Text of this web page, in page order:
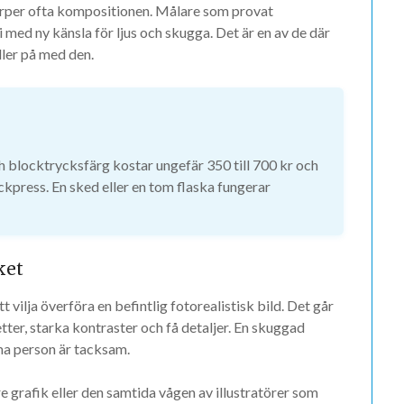
ofta kompositionen. Målare som provat
ny känsla för ljus och skugga. Det är en av de där
på med den.
blocktrycksfärg kostar ungefär 350 till 700 kr och
En sked eller en tom flaska fungerar
vilja överföra en befintlig fotorealistisk bild. Det går
starka kontraster och få detaljer. En skuggad
person är tacksam.
grafik eller den samtida vågen av illustratörer som